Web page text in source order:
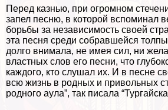
Перед казнью, при огромном
запел песню, в которой вспоминал
борьбы за независимость своей
эта песня среди собравшейся
долго внимала, не имея сил, ни
властных слов его песни, что
каждого, кто слушал их. И в песне
всю жизнь в родных и привольных
родного аула”, так писала